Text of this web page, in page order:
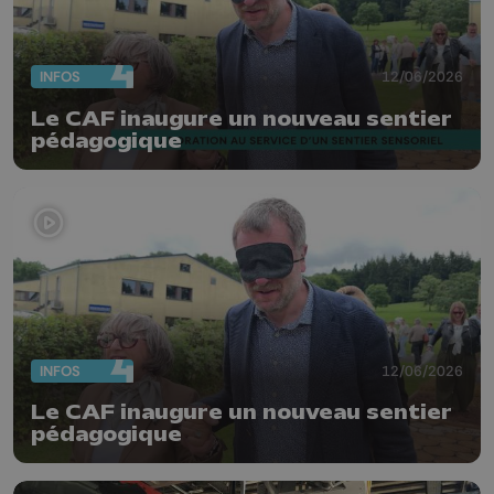
INFOS 12/06/2026
Le CAF inaugure un nouveau sentier
pédagogique
INFOS 12/06/2026
Le CAF inaugure un nouveau sentier
pédagogique